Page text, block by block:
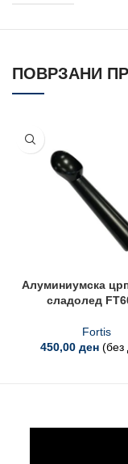
ПОВРЗАНИ
Алуминиумска
сладолед
Fortis
450,00 ден (без